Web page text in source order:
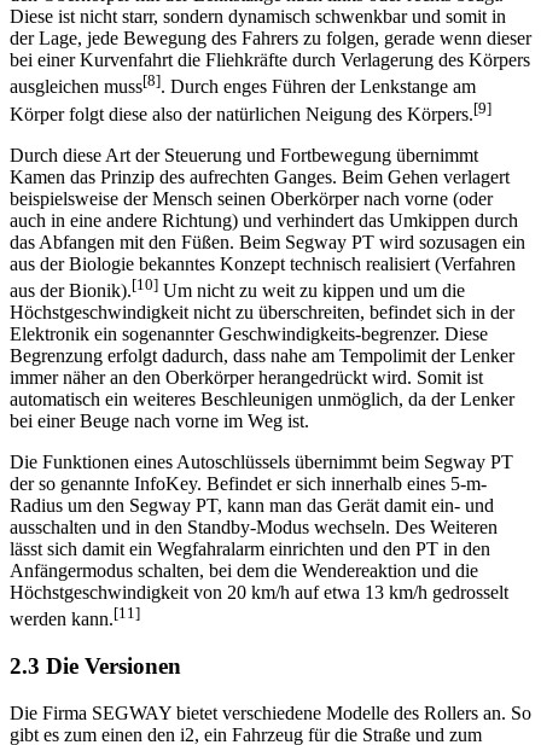
Eine Drehung um die Hochachse, also Lenken, erfolgt, indem man
den Oberkörper mit der Lenkstange nach links oder rechts beugt.
Diese ist nicht starr, sondern dynamisch schwenkbar und somit in
der Lage, jede Bewegung des Fahrers zu folgen, gerade wenn dieser
bei einer Kurvenfahrt die Fliehkräfte durch Verlagerung des Körpers
ausgleichen muss [8] . Durch enges Führen der Lenkstange am
Körper folgt diese also der natürlichen Neigung des Körpers.[9]
Durch diese Art der Steuerung und Fortbewegung übernimmt
Kamen das Prinzip des aufrechten Ganges. Beim Gehen verlagert
beispielsweise der Mensch seinen Oberkörper nach vorne (oder
auch in eine andere Richtung) und verhindert das Umkippen durch
das Abfangen mit den Füßen. Beim Segway PT wird sozusagen ein
aus der Biologie bekanntes Konzept technisch realisiert (Verfahren
aus der Bionik).[10]Um nicht zu weit zu kippen und um die
Höchstgeschwindigkeit nicht zu überschreiten, befindet sich in der
Elektronik ein sogenannter Geschwindigkeits-begrenzer. Diese
Begrenzung erfolgt dadurch, dass nahe am Tempolimit der Lenker
immer näher an den Oberkörper herangedrückt wird. Somit ist
bei einer Beuge nach vorne im Weg ist.
Die Funktionen eines Autoschlüssels übernimmt beim Segway PT
der so genannte InfoKey. Befindet er sich innerhalb eines 5-m-
Radius um den Segway PT, kann man das Gerät damit ein- und
ausschalten und in den Standby-Modus wechseln. Des Weiteren
lässt sich damit ein Wegfahralarm einrichten und den PT in den
Anfängermodus schalten, bei dem die Wendereaktion und die
werden kann. [11]
2.3 Die Versionen